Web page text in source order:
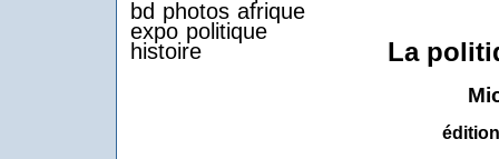
bd photos afrique
expo politique
histoire
La